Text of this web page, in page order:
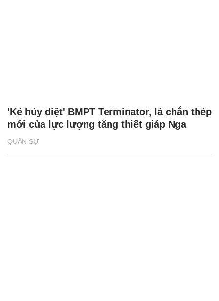
QUÂN SỰ
'Kẻ hủy diệt' BMPT Terminator, lá chắn thép
mới của lực lượng tăng thiết giáp Nga